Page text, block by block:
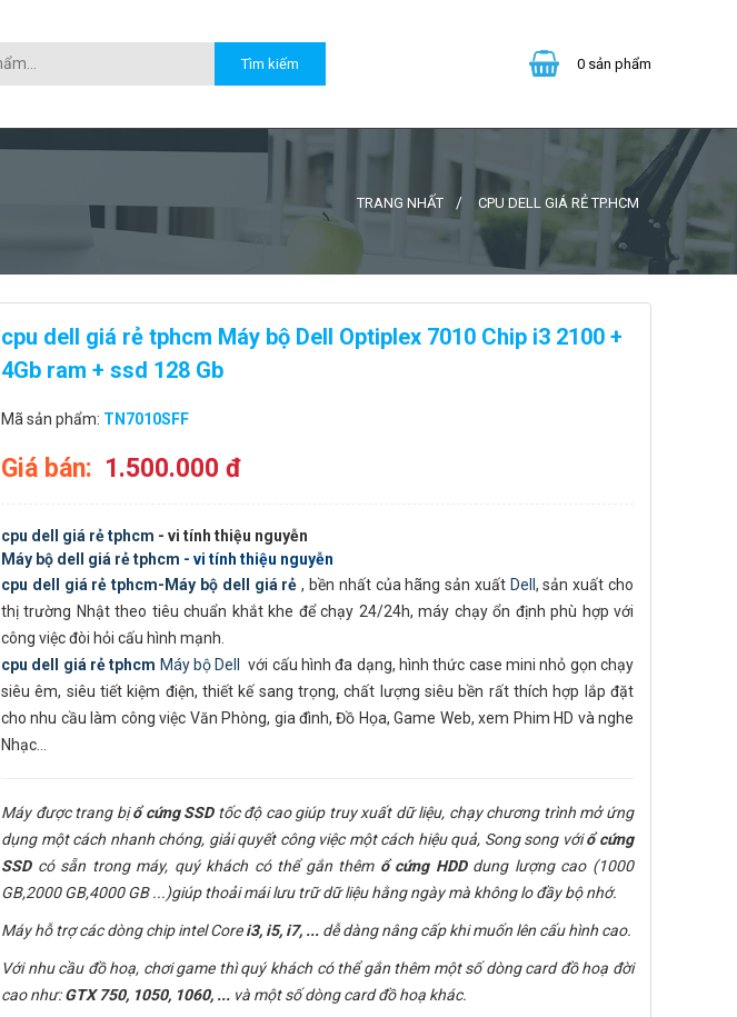
0 sản phẩm
TRANG NHẤT CPU DELL GIÁ RẺ TP.HCM
cpu dell giá rẻ tphcm Máy bộ Dell Optiplex 7010 Chip i3 2100 +
4Gb ram + ssd 128 Gb
Mã sản phẩm: TN7010SFF
Giá bán: 1.500.000 đ
cpu dell giá rẻ tphcm - vi tính thiệu nguyễn
Máy bộ dell giá rẻ tphcm - vi tính thiệu nguyễn
cpu dell giá rẻ tphcm- Máy bộ dell giá rẻ , bền nhất của hãng sản xuất Dell , sản xuất cho
thị trường Nhật theo tiêu chuẩn khắt khe để chạy 24/24h, máy chạy ổn định phù hợp với
công việc đòi hỏi cấu hình mạnh.
cpu dell giá rẻ tphcm Máy bộ Dell
với cấu hình đa dạng, hình thức case mini nhỏ gọn chạy
siêu êm, siêu tiết kiệm điện, thiết kế sang trọng, chất lượng siêu bền rất thích hợp lắp đặt
cho nhu cầu làm công việc Văn Phòng, gia đình, Đồ Họa, Game Web, xem Phim HD và nghe
Nhạc…
Máy được trang bịổ cứng SSDtốc độ cao giúp truy xuất dữ liệu, chạy chương trình mở ứng
dụng một cách nhanh chóng, giải quyết công việc một cách hiệu quả, Song song vớiổ cứng
SSDcó sẵn trong máy, quý khách có thể gắn thêm ổ cứng HDDdung lượng cao (1000
GB,2000 GB,4000 GB ...)giúp thoải mái lưu trữ dữ liệu hằng ngày mà không lo đầy bộ nhớ.
Máy hỗ trợ các dòng chip intel Corei3, i5, i7, ... dễ dàng nâng cấp khi muốn lên cấu hình cao.
Với nhu cầu đồ hoạ, chơi game thì quý khách có thể gắn thêm một số dòng card đồ hoạ đời
cao như:GTX 750, 1050, 1060, ... và một số dòng card đồ hoạ khác.